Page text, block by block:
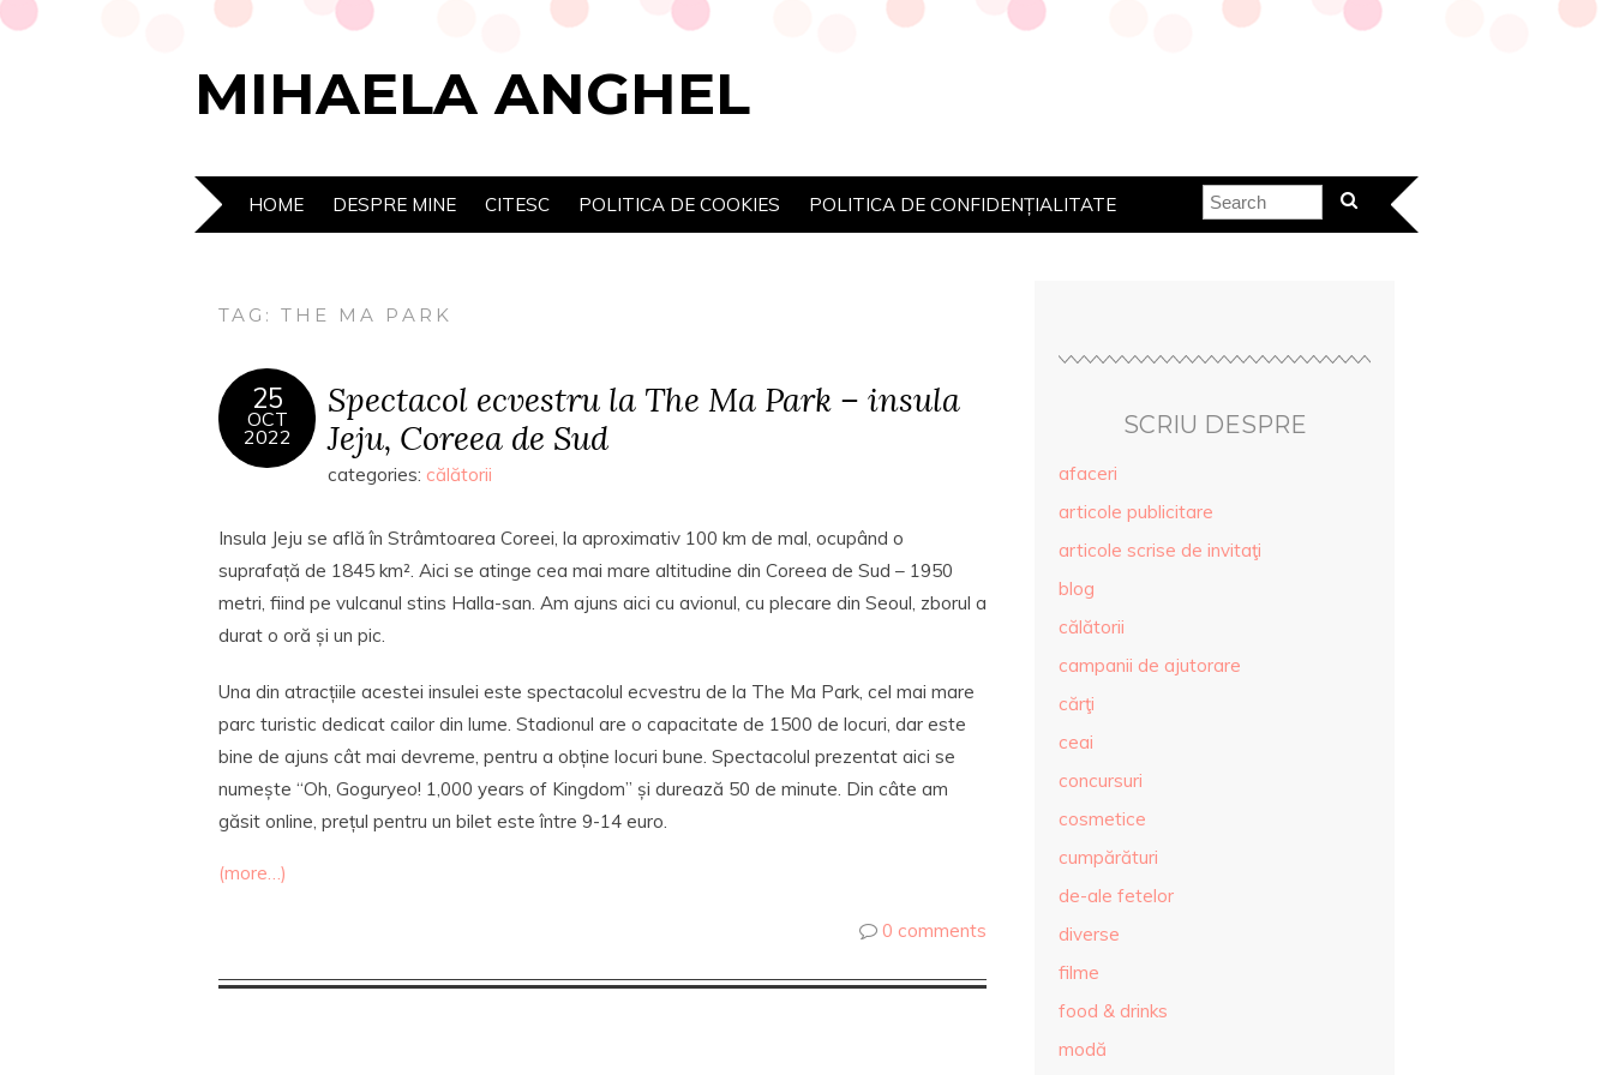
MIHAELA ANGHEL
HOME DESPRE MINE CITESC POLITICA DE COOKIES POLITICA DE CONFIDENȚIALITATE
TAG:THE MA PARK
25
OCT
2022
Spectacol ecvestru la The Ma Park – insula
Jeju, Coreea de Sud
categories: călătorii
Insula Jeju se află în Strâmtoarea Coreei, la aproximativ 100 km de mal, ocupând o
suprafață de 1845 km². Aici se atinge cea mai mare altitudine din Coreea de Sud – 1950
metri, fiind pe vulcanul stins Halla-san. Am ajuns aici cu avionul, cu plecare din Seoul, zborul a
durat o oră și un pic.
Una din atracțiile acestei insulei este spectacolul ecvestru de la The Ma Park, cel mai mare
parc turistic dedicat cailor din lume. Stadionul are o capacitate de 1500 de locuri, dar este
bine de ajuns cât mai devreme, pentru a obține locuri bune. Spectacolul prezentat aici se
numește “Oh, Goguryeo! 1,000 years of Kingdom” și durează 50 de minute. Din câte am
găsit online, prețul pentru un bilet este între 9-14 euro.
(more…)
0 comments
SCRIU DESPRE
afaceri
articole publicitare
articole scrise de invitaţi
blog
călătorii
campanii de ajutorare
cărţi
ceai
concursuri
cosmetice
cumpărături
de-ale fetelor
diverse
filme
food & drinks
modă